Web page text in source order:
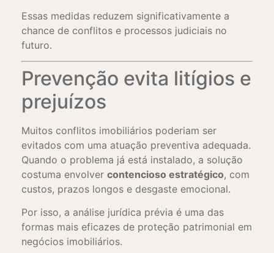
Essas medidas reduzem significativamente a
chance de conflitos e processos judiciais no
futuro.
Prevenção evita litígios e
prejuízos
Muitos conflitos imobiliários poderiam ser
evitados com uma atuação preventiva adequada.
Quando o problema já está instalado, a solução
costuma envolver contencioso estratégico, com
custos, prazos longos e desgaste emocional.
Por isso, a análise jurídica prévia é uma das
formas mais eficazes de proteção patrimonial em
negócios imobiliários.